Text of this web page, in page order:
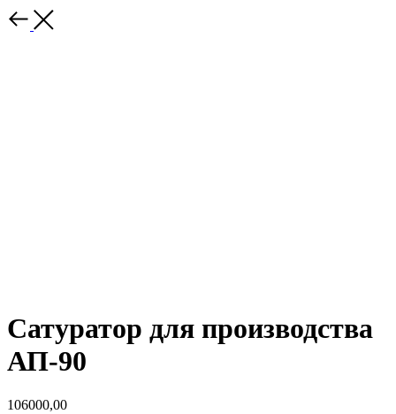
Сатуратор для производства
АП-90
106000,00